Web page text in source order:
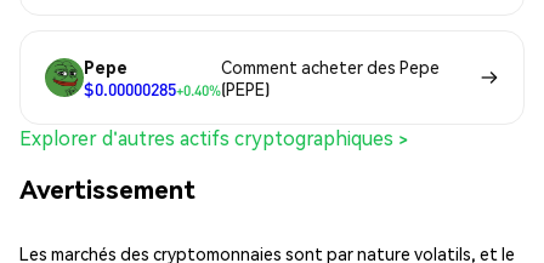
Pepe
$0.00000285+0.40%
Comment acheter des Pepe
(PEPE)
Explorer d'autres actifs cryptographiques >
Avertissement
Les marchés des cryptomonnaies sont par nature volatils, et le